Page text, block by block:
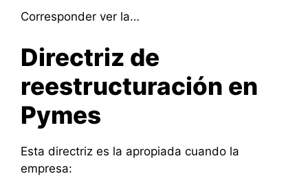
Corresponder ver la…
Directriz de
reestructuración en
Pymes
Esta directriz es la apropiada cuando la
empresa: